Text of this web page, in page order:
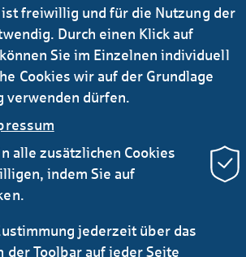
kann nicht aufrufen
freiwillig und für die Nutzung der
Durch einen Klick auf
Sie im Einzelnen individuell
Cookies wir auf der Grundlage
verwenden dürfen.
alle zusätzlichen Cookies
indem Sie auf
jederzeit über das
der Toolbar auf jeder Seite